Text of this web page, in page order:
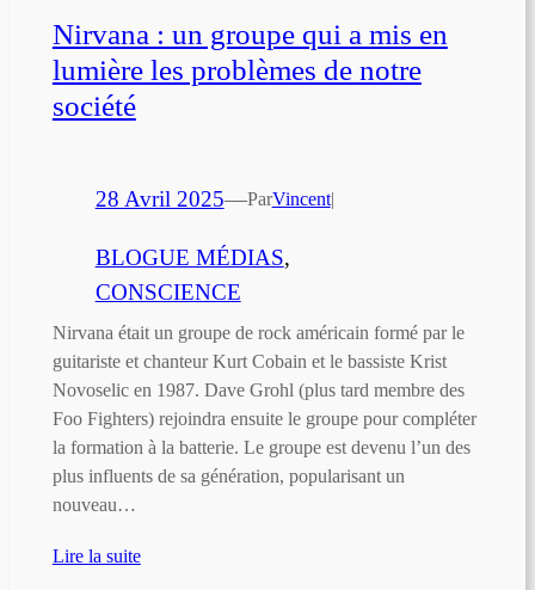
Nirvana : un groupe qui a mis en
lumière les problèmes de notre
société
28 Avril 2025—ParVincent|
BLOGUE MÉDIAS
CONSCIENCE
Nirvana était un groupe de rock américain formé par le
guitariste et chanteur Kurt Cobain et le bassiste Krist
Novoselic en 1987. Dave Grohl (plus tard membre des
Foo Fighters) rejoindra ensuite le groupe pour compléter
la formation à la batterie. Le groupe est devenu l’un des
plus influents de sa génération, popularisant un
nouveau…
Lire la suite